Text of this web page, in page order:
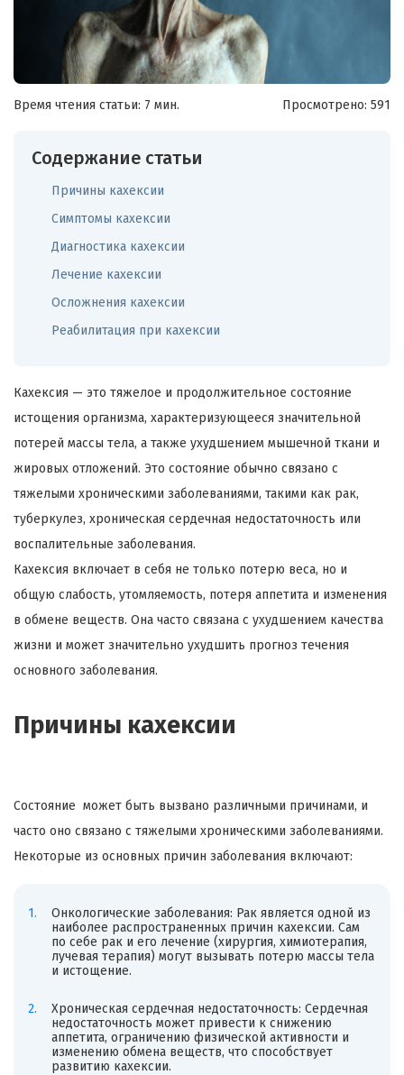
Время чтения статьи: 7 мин. Просмотрено: 591
Содержание статьи
Причины кахексии
Симптомы кахексии
Диагностика кахексии
Лечение кахексии
Осложнения кахексии
Реабилитация при кахексии
Кахексия — это тяжелое и продолжительное состояние
истощения организма, характеризующееся значительной
потерей массы тела, а также ухудшением мышечной ткани и
жировых отложений. Это состояние обычно связано с
тяжелыми хроническими заболеваниями, такими как рак,
туберкулез, хроническая сердечная недостаточность или
воспалительные заболевания.
Кахексия включает в себя не только потерю веса, но и
общую слабость, утомляемость, потеря аппетита и изменения
в обмене веществ. Она часто связана с ухудшением качества
жизни и может значительно ухудшить прогноз течения
основного заболевания.
Причины кахексии
Состояние может быть вызвано различными причинами, и
часто оно связано с тяжелыми хроническими заболеваниями.
Некоторые из основных причин заболевания включают:
Онкологические заболевания: Рак является одной из
наиболее распространенных причин кахексии. Сам
по себе рак и его лечение (хирургия, химиотерапия,
лучевая терапия) могут вызывать потерю массы тела
и истощение.
Хроническая сердечная недостаточность: Сердечная
недостаточность может привести к снижению
аппетита, ограничению физической активности и
изменению обмена веществ, что способствует
развитию кахексии.